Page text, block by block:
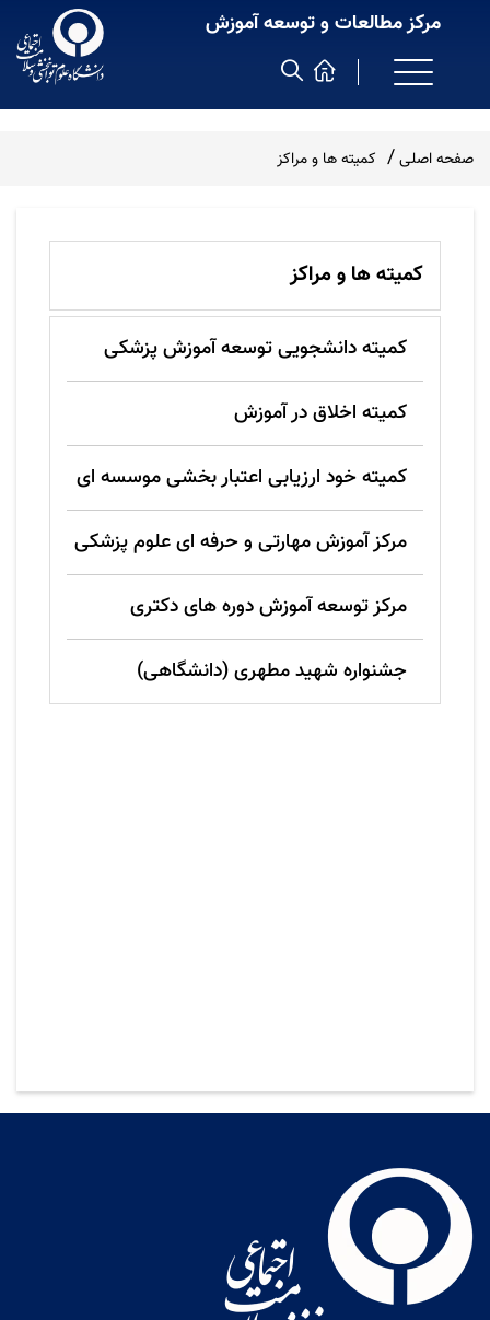
مرکز مطالعات و توسعه آموزش
صفحه اصلی کمیته ها و مراکز
کمیته ها و مراکز
کمیته دانشجویی توسعه آموزش پزشکی
کمیته اخلاق در آموزش
کمیته خود ارزیابی اعتبار بخشی موسسه ای
مرکز آموزش مهارتی و حرفه ای علوم پزشکی
مرکز توسعه آموزش دوره های دکتری
جشنواره شهید مطهری (دانشگاهی)